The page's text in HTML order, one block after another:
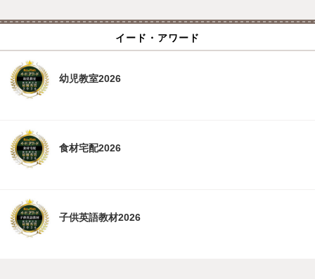
イード・アワード
幼児教室2026
食材宅配2026
子供英語教材2026